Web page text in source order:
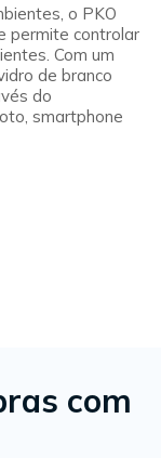
o PKO
permite controlar
Com um
de branco
do
smartphone
com